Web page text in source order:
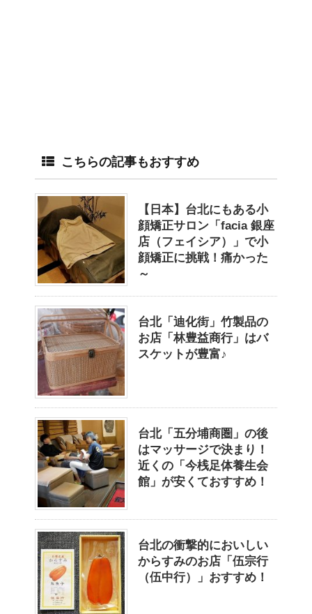
こちらの記事もおすすめ
【日本】台北にもある小
顔矯正サロン「facia 銀座
店（フェイシア）」で小
顔矯正に挑戦！痛かった
～
台北「迪化街」竹製品の
お店「林豊益商行」はバ
スケットが豊富♪
台北「五分埔商圏」の後
はマッサージで決まり！
近くの「今桟足体養生会
館」が安くておすすめ！
台北の衝撃的においしい
からすみのお店「伍宗行
（伍中行）」おすすめ！